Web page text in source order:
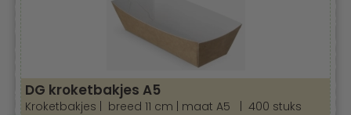
DG kroketbakjes A5
Kroketbakjes | breed 11 cm | maat A5 | 400 stuks